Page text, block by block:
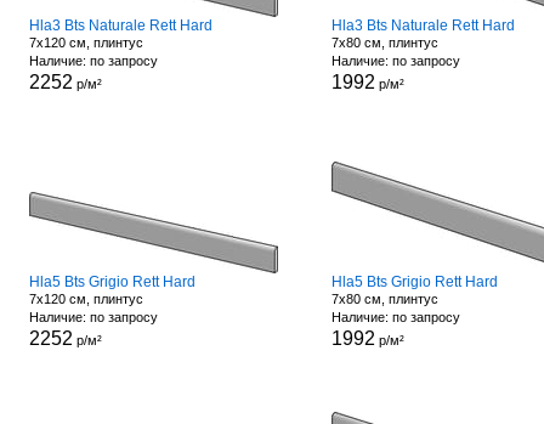
Hla3 Bts Naturale Rett Hard
7x120 см, плинтус
Наличие: по запросу
2252 р/м²
Hla3 Bts Naturale Rett Hard
7x80 см, плинтус
Наличие: по запросу
1992 р/м²
Hla5 Bts Grigio Rett Hard
7x120 см, плинтус
Наличие: по запросу
2252 р/м²
Hla5 Bts Grigio Rett Hard
7x80 см, плинтус
Наличие: по запросу
1992 р/м²